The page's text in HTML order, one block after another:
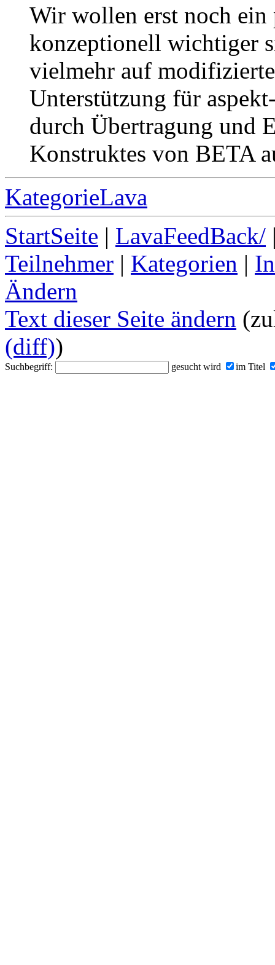
Wir wollen erst noch ein
konzeptionell wichtiger
vielmehr auf
Unterstützung für
durch Übertragung und
Konstruktes von BETA
KategorieLava
StartSeite | LavaFeedBack/
Teilnehmer | Kategorien |
Ändern
Text dieser Seite ändern
(diff))
Suchbegriff: gesucht wird im Titel